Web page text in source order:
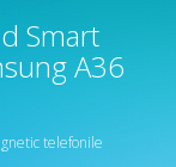
Smart
A36
telefonile